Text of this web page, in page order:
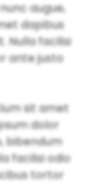
augue,
dapibus
Nulla facilisi
ante justo
sit amet
dolor
bibendum
facilisi odio
tortor